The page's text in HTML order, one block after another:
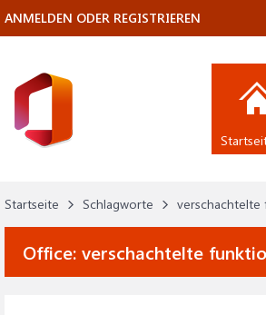
Startseite Schlagworte verschachtelte
Office: verschachtelte
ANMELDEN ODER REGISTRIEREN